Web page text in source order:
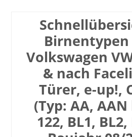
Volkswagen
& nach
Türer, e-up!,
(Typ: AA, AAN
122, BL1, BL2,